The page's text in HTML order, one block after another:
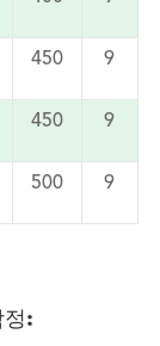
450 9
450 9
500 9
정: